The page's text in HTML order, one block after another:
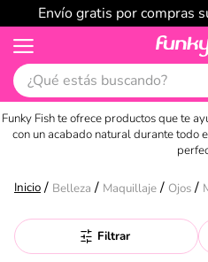
Envío gratis por compras
¿Qué estás buscando?
Funky Fish te ofrece productos que te
con un acabado natural durante todo
Belleza Maquillaje Ojos
Filtrar